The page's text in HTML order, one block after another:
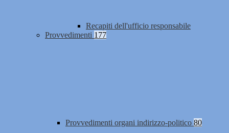
Recapiti dell'ufficio responsabile
Provvedimenti 177
Provvedimenti organi indirizzo-politico 80